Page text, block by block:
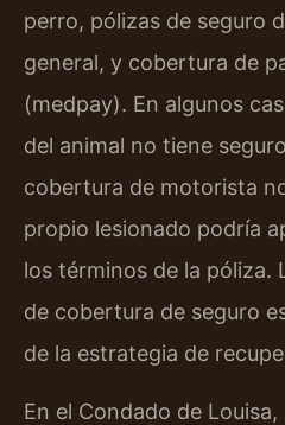
perro, pólizas de seguro
general, y cobertura de
(medpay). En algunos
del animal no tiene
cobertura de motorista
propio lesionado podría
los términos de la póliza.
de cobertura de seguro
de la estrategia de
En el Condado de